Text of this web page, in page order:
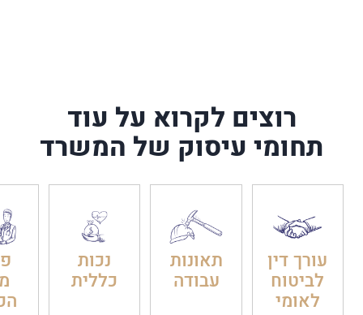
רוצים לקרוא על עוד
תחומי עיסוק של המשרד
עורך דין
לביטוח
לאומי
תאונות
עבודה
נכות
כללית